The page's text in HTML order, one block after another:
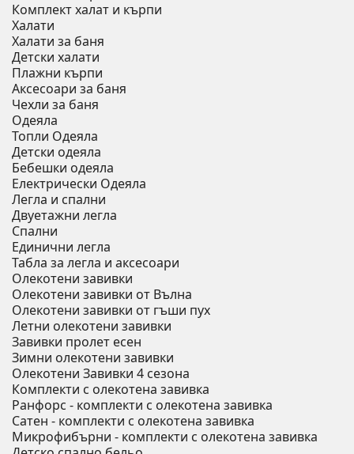
Комплект халат и кърпи
Халати
Халати за баня
Детски халати
Плажни кърпи
Аксесоари за баня
Чехли за баня
Одеяла
Топли Одеяла
Детски одеяла
Бебешки одеяла
Електрически Одеяла
Легла и спални
Двуетажни легла
Спални
Единични легла
Табла за легла и аксесоари
Олекотени завивки
Олекотени завивки от Вълна
Олекотени завивки от гъши пух
Летни олекотени завивки
Завивки пролет есен
Зимни олекотени завивки
Олекотени Завивки 4 сезона
Комплекти с олекотена завивка
Ранфорс - комплекти с олекотена завивка
Сатен - комплекти с олекотена завивка
Микрофибърни - комплекти с олекотена завивка